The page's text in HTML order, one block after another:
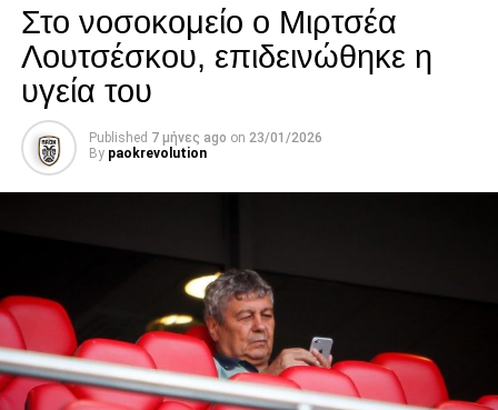
paokrevolution
Στο νοσοκομείο ο Μιρτσέα
Λουτσέσκου, επιδεινώθηκε η
υγεία του
Published 7 μήνες ago on 23/01/2026
By paokrevolution